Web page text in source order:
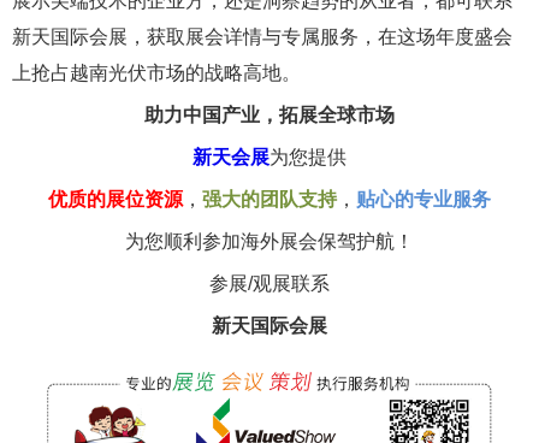
新天国际会展，获取展会详情与专属服务，在这场年度盛会
上抢占越南光伏市场的战略高地。
助力中国产业，拓展全球市场
新天会展为您提供
优质的展位资源 ， 强大的团队支持， 贴心的专业服务
为您顺利参加海外展会保驾护航！
参展/观展联系
新天国际会展